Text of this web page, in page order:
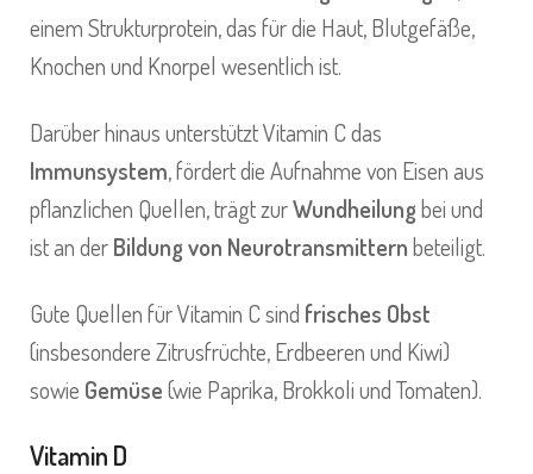
einem Strukturprotein, das für die Haut, Blutgefäße,
Knochen und Knorpel wesentlich ist.
Darüber hinaus unterstützt Vitamin C das
Immunsystem, fördert die Aufnahme von Eisen aus
pflanzlichen Quellen, trägt zurWundheilungbei und
ist an derBildung von Neurotransmitternbeteiligt.
Gute Quellen für Vitamin C sind frisches Obst
(insbesondere Zitrusfrüchte, Erdbeeren und Kiwi)
sowie Gemüse(wie Paprika, Brokkoli und Tomaten).
Vitamin D